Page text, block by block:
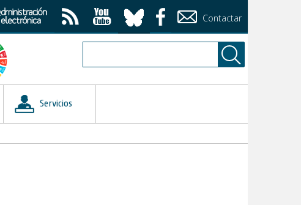
Contactar
Servicios